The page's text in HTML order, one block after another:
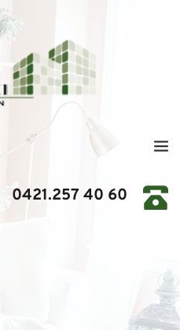
0421.257 40 60